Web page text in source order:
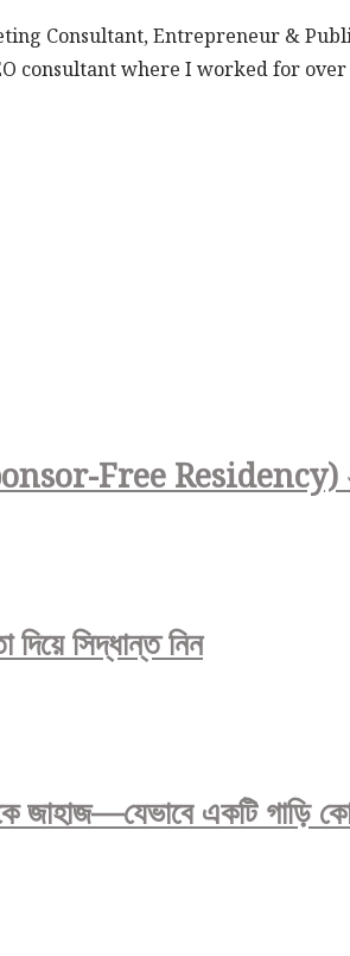
Consultant, Entrepreneur &
consultant where I worked for
Free Residency)
সিদ্ধান্ত নিন
একটি গাড়ি